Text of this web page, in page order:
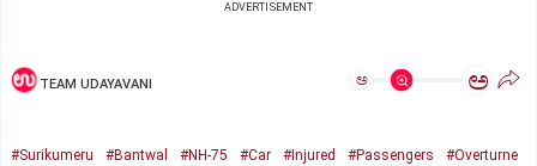
ADVERTISEMENT
TEAM UDAYAVANI ಅ ಅ
#Surikumeru #Bantwal #NH-75 #Car #Injured #Passengers
#Overturne